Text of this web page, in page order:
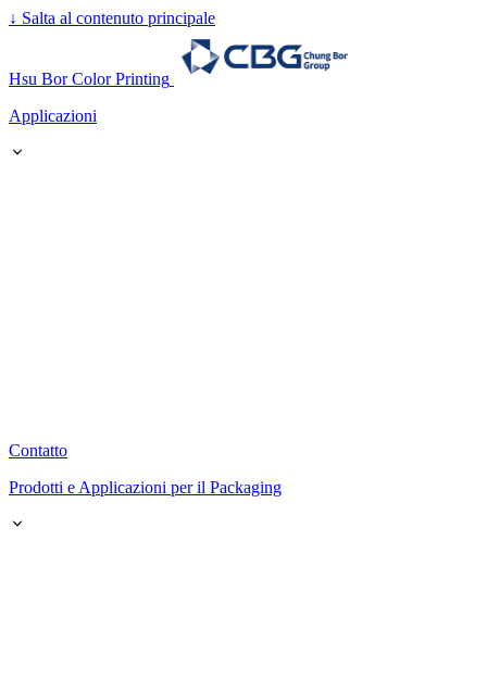
↓ Salta al contenuto principale
Hsu Bor Color Printing
Applicazioni
Contatto
Prodotti e Applicazioni per il Packaging